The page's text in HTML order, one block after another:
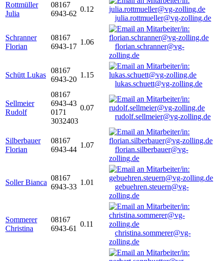
Rottmüller
Julia
08167
6943-62
0.12
julia.rottmueller@vg-zolling.de
Schranner
Florian
08167
6943-17
1.06
florian.schranner@vg-
zolling.de
Schütt Lukas
08167
6943-20
1.15
lukas.schuett@vg-zolling.de
Sellmeier
Rudolf
08167
6943-43
0171
3032403
0.07
rudolf.sellmeier@vg-zolling.de
Silberbauer
Florian
08167
6943-44
1.07
florian.silberbauer@vg-
zolling.de
Soller Bianca
08167
6943-33
1.01
gebuehren.steuern@vg-
zolling.de
Sommerer
Christina
08167
6943-61
0.11
christina.sommerer@vg-
zolling.de